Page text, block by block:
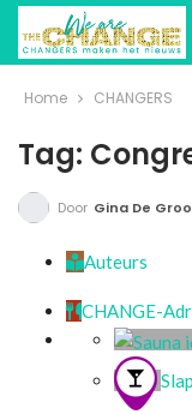
Home CHANGERS
Tag:
Door Gina De
Auteurs
CHANGE-